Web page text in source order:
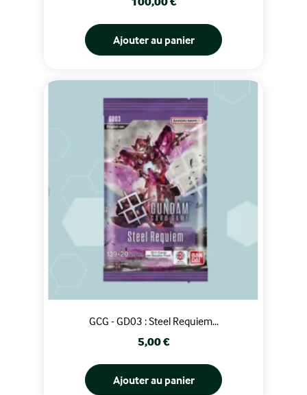
Ajouter au panier
GCG - GD03 : Steel Requiem...
Prix
5,00 €
Ajouter au panier